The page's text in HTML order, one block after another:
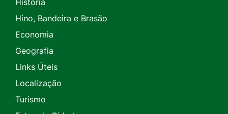
História
Hino, Bandeira e Brasão
Economia
Geografia
Links Úteis
Localização
Turismo